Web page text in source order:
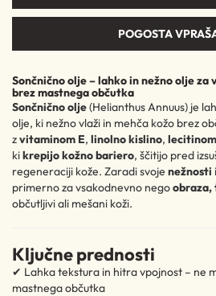
POGOSTA
Sončnično olje – lahko in nežno olje za
brez mastnega občutka
Sončnično olje(Helianthus Annuus) je
olje, ki nežno vlaži in mehča kožo brez
zvitaminom E, linolno kislino, lecitinom
kikrepijo kožno bariero, ščitijo pred
regeneraciji kože. Zaradi svoje nežnosti
primerno za vsakodnevno negoobraza,
občutljivi ali mešani koži.
Ključne prednosti
✔ Lahka tekstura in hitra vpojnost – ne
mastnega občutka